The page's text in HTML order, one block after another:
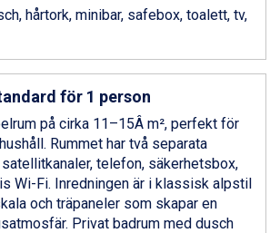
från 5.895 kr.
från 8.595 kr.
kr.
5.945 kr.
kr.
7.095 kr.
9.645 kr.
från 8.395 kr.
11.245 kr.
6.295 kr.
hårtork, minibar, safebox, toalett, tv,
för 1 person
på cirka 11–15Â m², perfekt för
Rummet har två separata
satellitkanaler, telefon, säkerhetsbox,
Wi-Fi. Inredningen är i klassisk alpstil
och träpaneler som skapar en
Privat badrum med dusch